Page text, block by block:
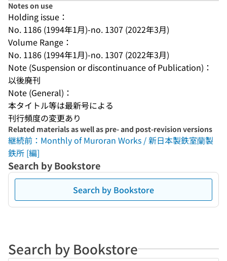
Notes on use
Holding issue：
No. 1186 (1994年1月)-no. 1307 (2022年3月)
Volume Range：
No. 1186 (1994年1月)-no. 1307 (2022年3月)
Note (Suspension or discontinuance of Publication)：
以後廃刊
Note (General)：
本タイトル等は最新号による
刊行頻度の変更あり
Related materials as well as pre- and post-revision versions
継続前：Monthly of Muroran Works / 新日本製鉄室蘭製
鉄所 [編]
Search by Bookstore
Search by Bookstore
Search by Bookstore